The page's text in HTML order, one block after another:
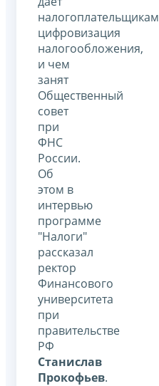
налогоплательщикам
цифровизация
налогообложения,
и чем
занят
Общественный
совет
при
ФНС
России.
Об
этом в
интервью
программе
"Налоги"
рассказал
ректор
Финансового
университета
при
правительстве
РФ
Станислав
Прокофьев.